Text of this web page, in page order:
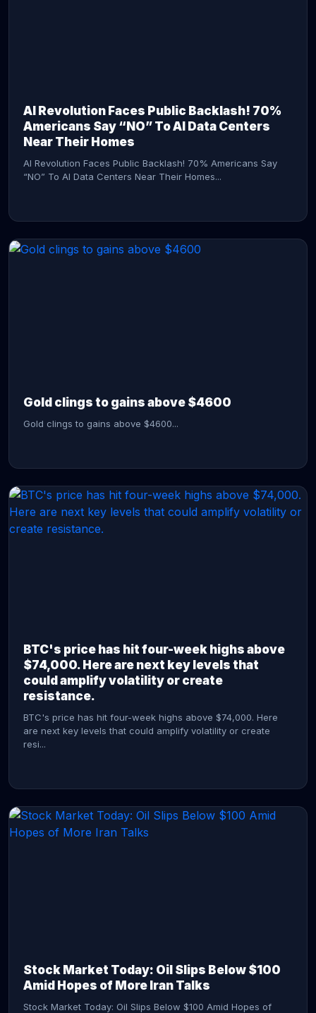
AI Revolution Faces Public Backlash! 70%
Americans Say “NO” To AI Data Centers
Near Their Homes
AI Revolution Faces Public Backlash! 70% Americans Say
“NO” To AI Data Centers Near Their Homes...
Gold clings to gains above $4600
Gold clings to gains above $4600...
BTC's price has hit four-week highs above
$74,000. Here are next key levels that
could amplify volatility or create
resistance.
BTC's price has hit four-week highs above $74,000. Here
are next key levels that could amplify volatility or create
resi...
Stock Market Today: Oil Slips Below $100
Amid Hopes of More Iran Talks
Stock Market Today: Oil Slips Below $100 Amid Hopes of